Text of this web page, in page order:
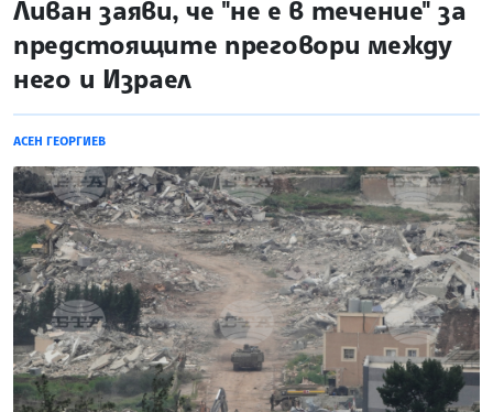
site.bta
Ливан заяви, че "не е в течение" за
предстоящите преговори между
него и Израел
АСЕН ГЕОРГИЕВ